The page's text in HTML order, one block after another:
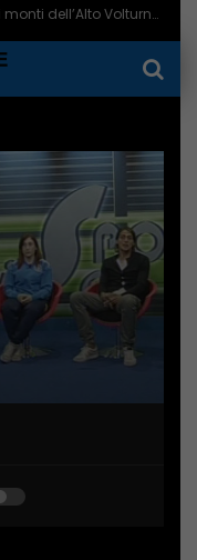
Campobasso domenica in campo al Menti contro la Juve Stabia – 07/08/2026